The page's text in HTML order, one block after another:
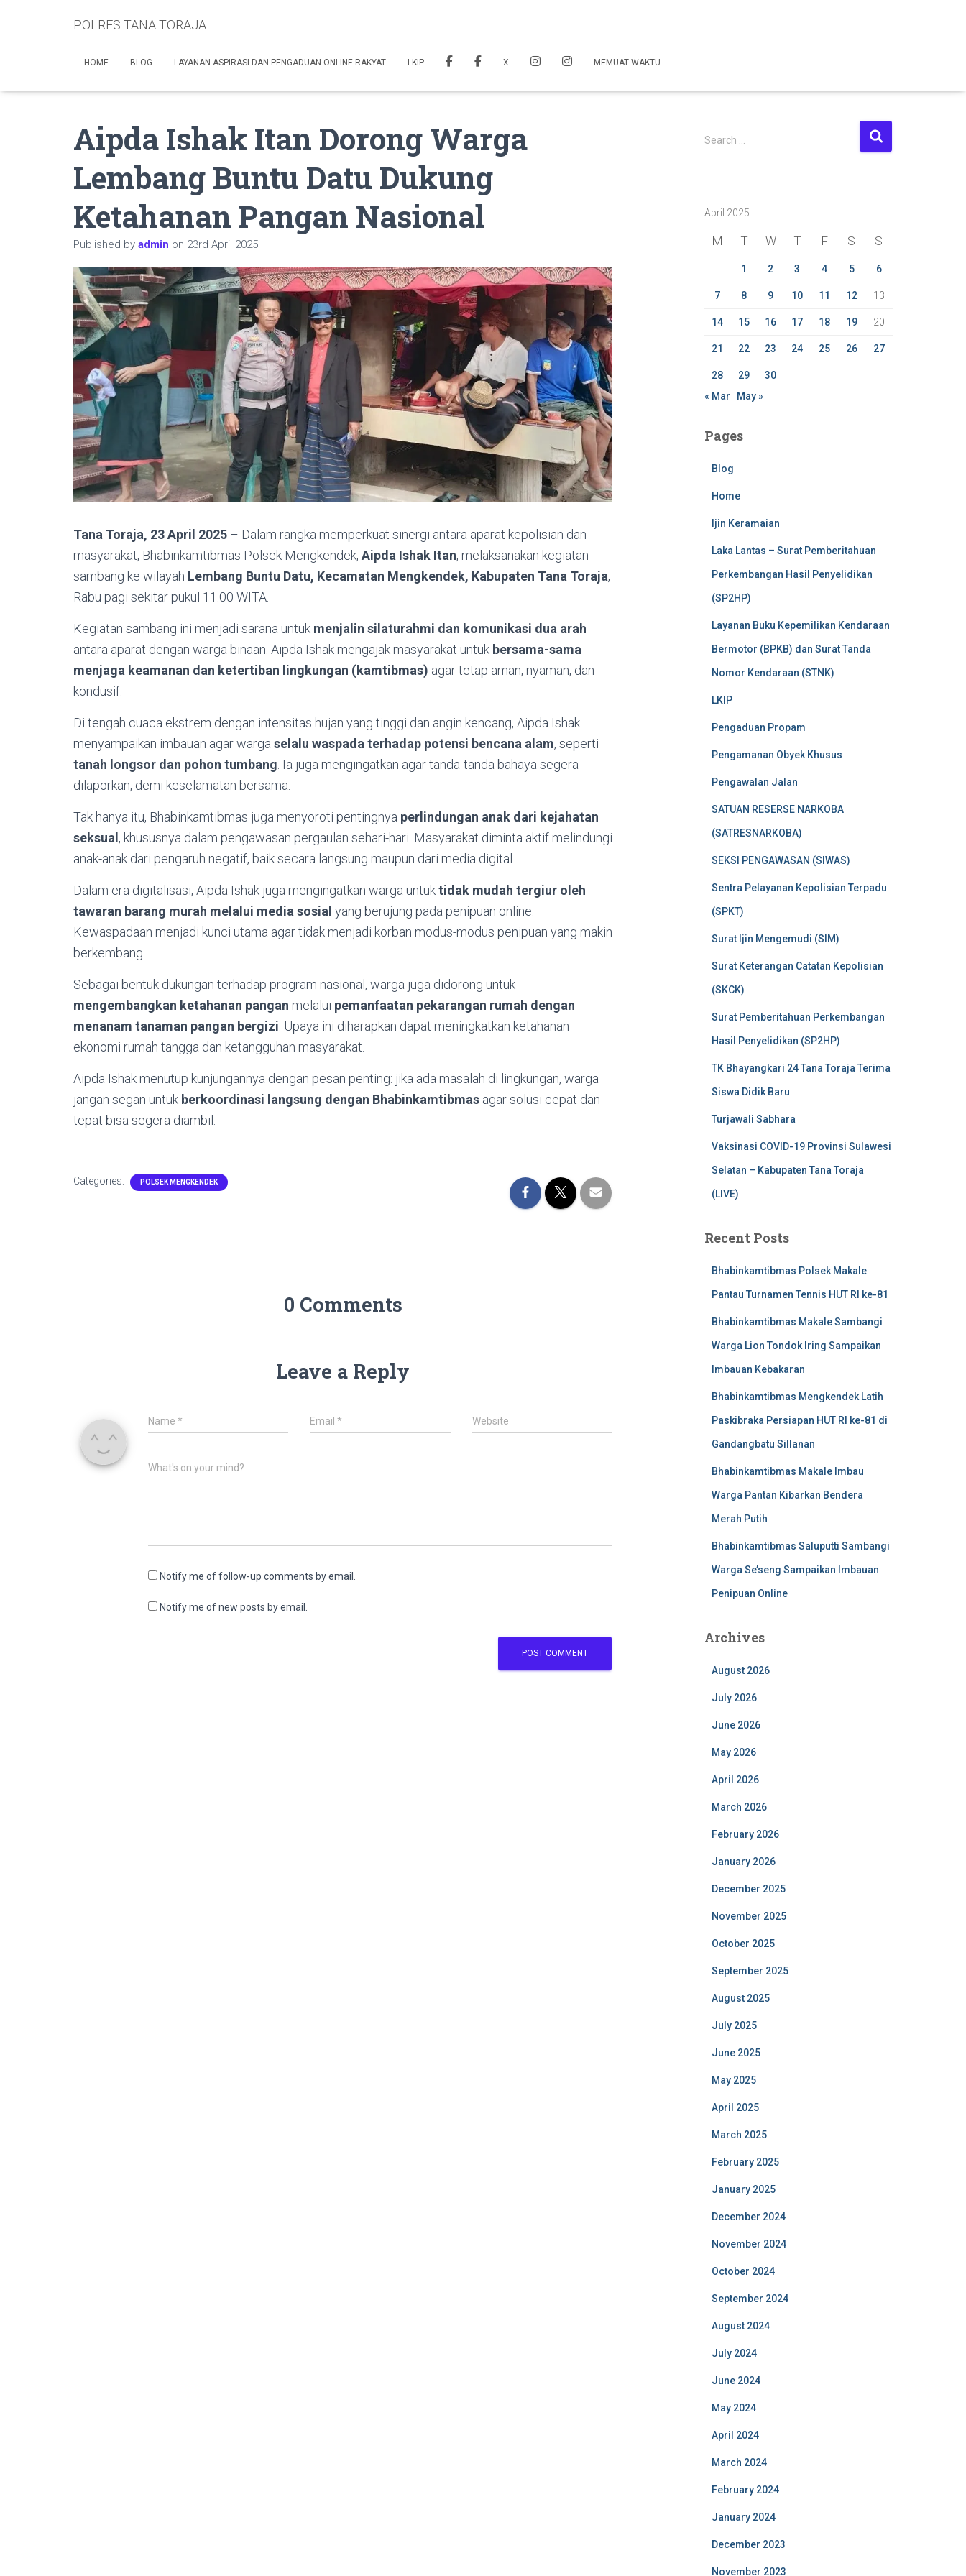
POLRES TANA TORAJA
HOME BLOG LAYANAN ASPIRASI DAN PENGADUAN ONLINE RAKYAT LKIP X MEMUAT WAKTU…
Aipda Ishak Itan Dorong Warga
Lembang Buntu Datu Dukung
Ketahanan Pangan Nasional
Published by admin on 23rd April 2025
Tana Toraja, 23 April 2025 – Dalam rangka memperkuat sinergi antara aparat kepolisian dan
masyarakat, Bhabinkamtibmas Polsek Mengkendek, Aipda Ishak Itan, melaksanakan kegiatan
sambang ke wilayah Lembang Buntu Datu, Kecamatan Mengkendek, Kabupaten Tana Toraja,
Rabu pagi sekitar pukul 11.00 WITA.
Kegiatan sambang ini menjadi sarana untuk menjalin silaturahmi dan komunikasi dua arah
antara aparat dengan warga binaan. Aipda Ishak mengajak masyarakat untuk bersama-sama
menjaga keamanan dan ketertiban lingkungan (kamtibmas) agar tetap aman, nyaman, dan
kondusif.
Di tengah cuaca ekstrem dengan intensitas hujan yang tinggi dan angin kencang, Aipda Ishak
menyampaikan imbauan agar warga selalu waspada terhadap potensi bencana alam, seperti
tanah longsor dan pohon tumbang. Ia juga mengingatkan agar tanda-tanda bahaya segera
dilaporkan, demi keselamatan bersama.
Tak hanya itu, Bhabinkamtibmas juga menyoroti pentingnya perlindungan anak dari kejahatan
seksual , khususnya dalam pengawasan pergaulan sehari-hari. Masyarakat diminta aktif melindungi
anak-anak dari pengaruh negatif, baik secara langsung maupun dari media digital.
Dalam era digitalisasi, Aipda Ishak juga mengingatkan warga untuktidak mudah tergiur oleh
tawaran barang murah melalui media sosial yang berujung pada penipuan online.
Kewaspadaan menjadi kunci utama agar tidak menjadi korban modus-modus penipuan yang makin
berkembang.
Sebagai bentuk dukungan terhadap program nasional, warga juga didorong untuk
mengembangkan ketahanan pangan melalui pemanfaatan pekarangan rumah dengan
menanam tanaman pangan bergizi. Upaya ini diharapkan dapat meningkatkan ketahanan
ekonomi rumah tangga dan ketangguhan masyarakat.
Aipda Ishak menutup kunjungannya dengan pesan penting: jika ada masalah di lingkungan, warga
jangan segan untuk berkoordinasi langsung dengan Bhabinkamtibmas agar solusi cepat dan
tepat bisa segera diambil.
Categories: POLSEK MENGKENDEK
0 Comments
Leave a Reply
Name * Email* Website
What's on your mind?
Notify me of follow-up comments by email.
Notify me of new posts by email.
S
e
h
Search …
April 2025
M T W T F S S
1 2 3 4 5 6
7 8 9 10 11 12 13
14 15 16 17 18 19 20
21 22 23 24 25 26 27
28 29
30
« Mar
May »
Pages
Blog
Home
Ijin Keramaian
Laka Lantas – Surat Pemberitahuan
Perkembangan Hasil Penyelidikan
(SP2HP)
Layanan Buku Kepemilikan Kendaraan
Bermotor (BPKB) dan Surat Tanda
Nomor Kendaraan (STNK)
LKIP
Pengaduan Propam
Pengamanan Obyek Khusus
Pengawalan Jalan
SATUAN RESERSE NARKOBA
(SATRESNARKOBA)
SEKSI PENGAWASAN (SIWAS)
Sentra Pelayanan Kepolisian Terpadu
(SPKT)
Surat Ijin Mengemudi (SIM)
Surat Keterangan Catatan Kepolisian
(SKCK)
Surat Pemberitahuan Perkembangan
Hasil Penyelidikan (SP2HP)
TK Bhayangkari 24 Tana Toraja Terima
Siswa Didik Baru
Turjawali Sabhara
Vaksinasi COVID-19 Provinsi Sulawesi
Selatan – Kabupaten Tana Toraja
(LIVE)
Recent Posts
Bhabinkamtibmas Polsek Makale
Pantau Turnamen Tennis HUT RI ke-81
Bhabinkamtibmas Makale Sambangi
Warga Lion Tondok Iring Sampaikan
Imbauan Kebakaran
Bhabinkamtibmas Mengkendek Latih
Paskibraka Persiapan HUT RI ke-81 di
Gandangbatu Sillanan
Bhabinkamtibmas Makale Imbau
Warga Pantan Kibarkan Bendera
Merah Putih
Bhabinkamtibmas Saluputti Sambangi
Warga Se’seng Sampaikan Imbauan
Penipuan Online
Archives
August 2026
July 2026
June 2026
May 2026
April 2026
March 2026
February 2026
January 2026
December 2025
November 2025
October 2025
September 2025
August 2025
July 2025
June 2025
May 2025
April 2025
March 2025
February 2025
January 2025
December 2024
November 2024
October 2024
September 2024
August 2024
July 2024
June 2024
May 2024
April 2024
March 2024
February 2024
January 2024
December 2023
November 2023